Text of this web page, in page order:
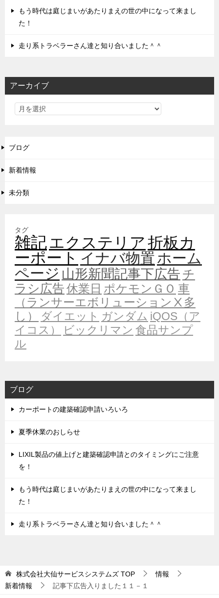
もう時代は庭じまいがあたりまえの世の中になって来まし
た！
走り系トラベラーさん達と知り合いました＾＾
アーカイブ
ブログ
新着情報
未分類
タグ
雑記エクステリア折板カ
ーポート イナバ物置ホーム
ページ 山形新聞記事下広告 チ
ラシ広告休業日 ポケモンＧＯ 車
（ランサーエボリューションⅩ多
し）
ダイエット ガンダム iQOS（ア
イコス）
ビックリマン 食品サンプ
ル
ブログ
カーポートの建築確認申請いろいろ
夏季休業のおしらせ
LIXIL製品の値上げと建築確認申請とのタイミングにご注意
を！
もう時代は庭じまいがあたりまえの世の中になって来まし
た！
走り系トラベラーさん達と知り合いました＾＾
株式会社大仙サービスシステムズ TOP
情報
新着情報
記事下広告入りました１１－１